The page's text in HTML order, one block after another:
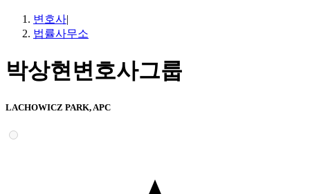
변호사|
법률사무소
박상현변호사그룹
LACHOWICZ PARK, APC